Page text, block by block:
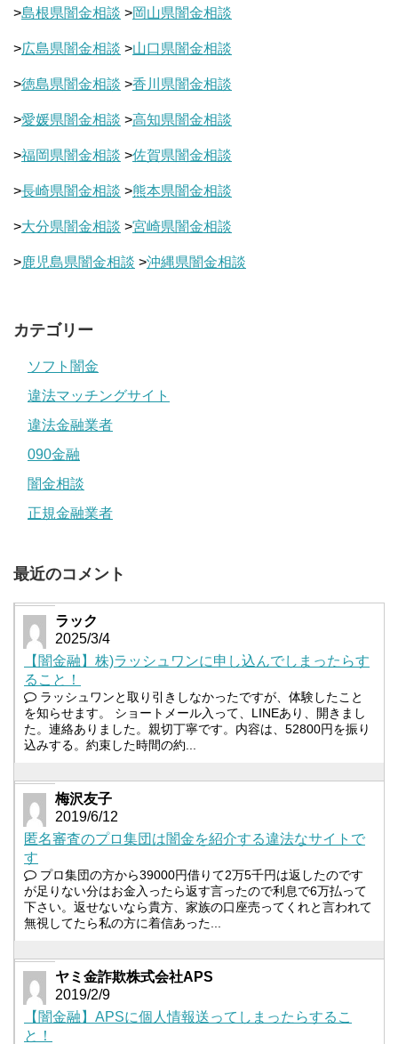
>島根県闇金相談 >岡山県闇金相談
>広島県闇金相談 >山口県闇金相談
>徳島県闇金相談 >香川県闇金相談
>愛媛県闇金相談 >高知県闇金相談
>福岡県闇金相談 >佐賀県闇金相談
>長崎県闇金相談 >熊本県闇金相談
>大分県闇金相談 >宮崎県闇金相談
>鹿児島県闇金相談 >沖縄県闇金相談
カテゴリー
ソフト闇金
違法マッチングサイト
違法金融業者
090金融
闇金相談
正規金融業者
最近のコメント
ラック
2025/3/4
【闇金融】株)ラッシュワンに申し込んでしまったらす
ること！
ラッシュワンと取り引きしなかったですが、体験したこと
を知らせます。 ショートメール入って、LINEあり、開きまし
た。連絡ありました。親切丁寧です。内容は、52800円を振り
込みする。約束した時間の約...
梅沢友子
2019/6/12
匿名審査のプロ集団は闇金を紹介する違法なサイトで
す
プロ集団の方から39000円借りて2万5千円は返したのです
が足りない分はお金入ったら返す言ったので利息で6万払って
下さい。返せないなら貴方、家族の口座売ってくれと言われて
無視してたら私の方に着信あった...
ヤミ金詐欺株式会社APS
2019/2/9
【闇金融】APSに個人情報送ってしまったらするこ
と！